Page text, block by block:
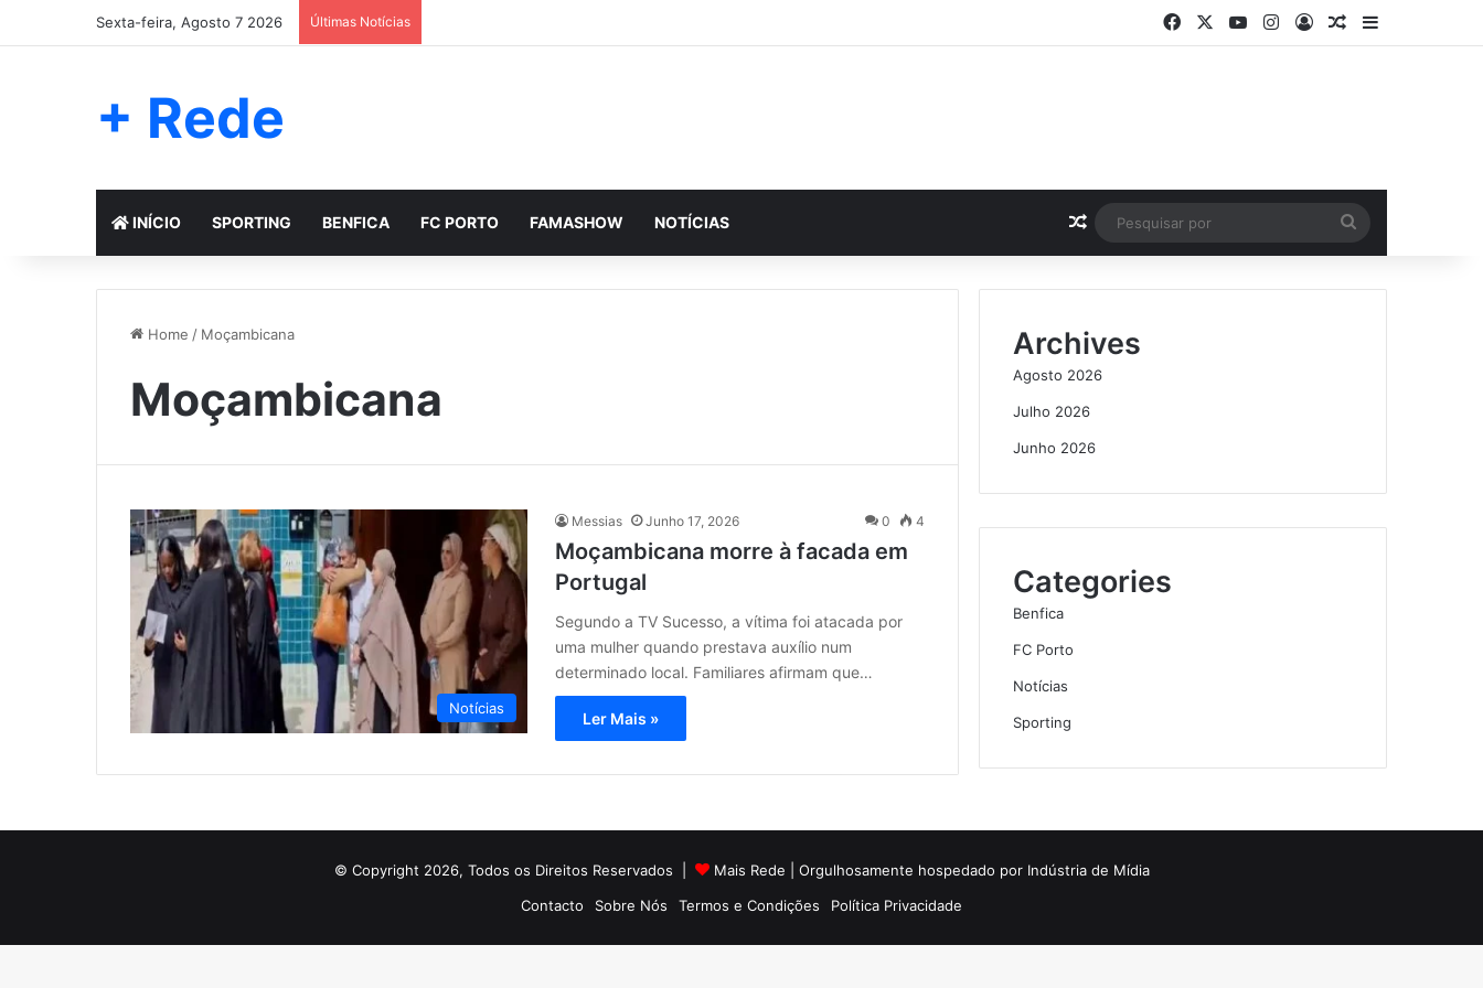
Sexta-feira, Agosto 7 2026 Últimas Notícias FacebookYouTubeInstagram
Log InArtigo Aleatório
Sidebar
+ Rede
INÍCIO SPORTING BENFICA FC PORTO FAMASHOW NOTÍCIAS Artigo Aleatório
por
Home / Moçambicana
Moçambicana
Notícias
Messias Junho 17, 2026 0 4
Moçambicana morre à facada em
Portugal
Segundo a TV Sucesso, a vítima foi atacada por
uma mulher quando prestava auxílio num
determinado local. Familiares afirmam que…
Ler Mais »
Archives
Agosto 2026
Julho 2026
Junho 2026
Categories
Benfica
FC Porto
Notícias
Sporting
© Copyright 2026, Todos os Direitos Reservados | Mais Rede | Orgulhosamente hospedado por Indústria de Mídia
Contacto
Sobre Nós Termos e Condições Política Privacidade